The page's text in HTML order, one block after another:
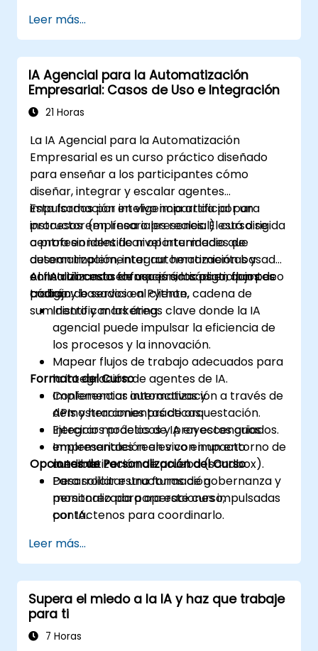
Leer más...
IA Agencial para la Automatización
Empresarial: Casos de Uso e Integración
21 Horas
La IA Agencial para la Automatización
Empresarial es un curso práctico diseñado
para enseñar a los participantes cómo
diseñar, integrar y escalar agentes
impulsados por inteligencia artificial para
procesos empresariales reales. El curso se
centra en identificar oportunidades de
automatización, integrar herramientas y
construir casos de uso prácticos en flujos de
trabajo de servicio al cliente, cadena de
suministro y marketing.
Esta formación en vivo impartida por un
instructor (en línea o presencial) está dirigida
a profesionales de nivel intermedio que
desean implementar automatización basada
en IA utilizando enfoques sin código, con poco
código y basados en Python.
Al finalizar esta formación, los participantes
podrán:
Identificar las áreas clave donde la IA
agencial puede impulsar la eficiencia de
los procesos y la innovación.
Mapear flujos de trabajo adecuados para
la integración de agentes de IA.
Implementar automatización a través de
APIs y herramientas de orquestación.
Integrar modelos de IA en escenarios
empresariales reales con impacto
medible.
Desarrollar estructuras de gobernanza y
monitoreo para operaciones impulsadas
por IA.
Formato del Curso
Conferencias interactivas y
demostraciones prácticas.
Ejercicios prácticos y proyectos guiados.
Implementación en vivo en un entorno de
automatización de prueba (sandbox).
Opciones de Personalización del Curso
Para solicitar una formación
personalizada para este curso,
contáctenos para coordinarlo.
Leer más...
Supera el miedo a la IA y haz que trabaje
para ti
7 Horas